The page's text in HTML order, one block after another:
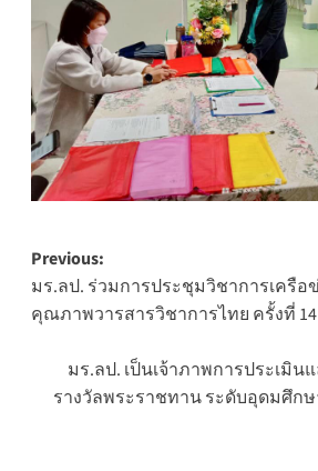
Post
navigation
Previous:
มร.ลป. ร่วมการประชุมวิชาการเครื
คุณภาพวารสารวิชาการไทย ครั้งที่ 14
มร.ลป. เป็นเจ้าภาพการประเมิ
รางวัลพระราชทาน ระดับอุดมศึก